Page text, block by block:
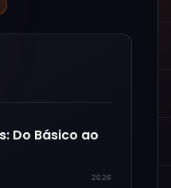
Do Básico ao
2026